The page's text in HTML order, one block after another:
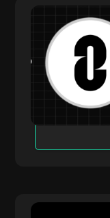
Préparez
l'airdrop
de gagner
facilement
augmenter
écosystème